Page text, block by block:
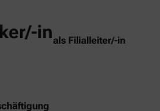
inals Filialleiter/-in